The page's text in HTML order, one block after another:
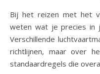
Bij het reizen met het vliegtuig is het belangrijk om te
weten wat je precies in
Verschillende
richtlijnen, maar over
standaardregels die